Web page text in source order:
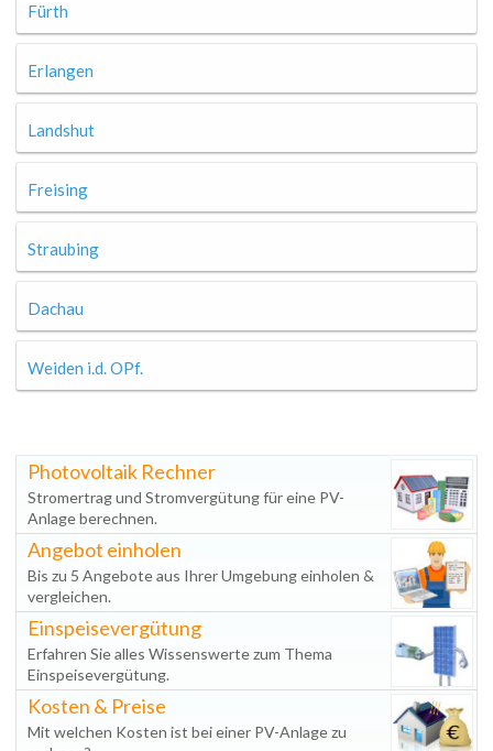
Fürth
Erlangen
Landshut
Freising
Straubing
Dachau
Weiden i.d. OPf.
Photovoltaik Rechner
Stromertrag und Stromvergütung für eine PV-
Anlage berechnen.
Angebot einholen
Bis zu 5 Angebote aus Ihrer Umgebung einholen &
vergleichen.
Einspeisevergütung
Erfahren Sie alles Wissenswerte zum Thema
Einspeisevergütung.
Kosten & Preise
Mit welchen Kosten ist bei einer PV-Anlage zu